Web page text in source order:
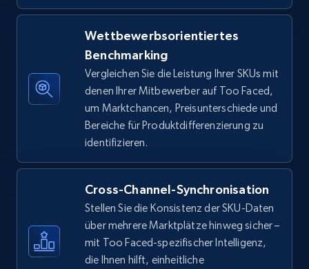
2.5K+ 378+ Jetzt anfangen
eBay
URL, Product id, Title, Seller name, Seller rating,
Seller reviews, Breadcrumbs, Root category, and
2.5K+ 359+ Jetzt anfangen
eBay - Gather data on products using
specified keywords
Wettbewerbsorientiertes
Benchmarking
Vergleichen Sie die Leistung Ihrer SKUs mit
denen Ihrer Mitbewerber auf Too Faced,
um Marktchancen, Preisunterschiede und
Bereiche für Produktdifferenzierung zu
identifizieren.
Cross-Channel-Synchronisation
Stellen Sie die Konsistenz der SKU-Daten
über mehrere Marktplätze hinweg sicher –
mit Too Faced-spezifischer Intelligenz,
die Ihnen hilft, einheitliche